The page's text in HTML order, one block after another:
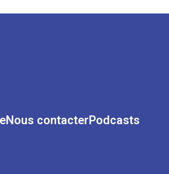
Nous contacterPodcasts